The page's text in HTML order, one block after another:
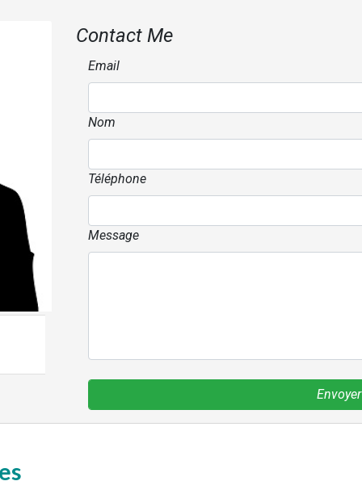
Contact Me
Email
Nom
Téléphone
Message
Envoyer